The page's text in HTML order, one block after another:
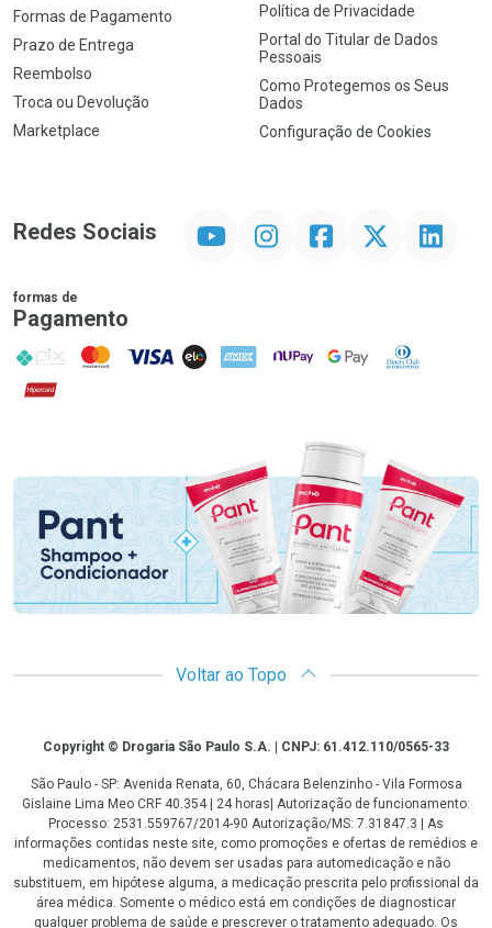
Formas de Pagamento
Prazo de Entrega
Reembolso
Troca ou Devolução
Marketplace
Política de Privacidade
Portal do Titular de Dados
Pessoais
Como Protegemos os Seus
Dados
Configuração de Cookies
Redes Sociais InstagramFacebook Linkedin
formas de
Pagamento
PIX MasterCard
VISA ELO AMEX NuPay Google PayDiners Club
Hipercard
Promoção em Destaque
Voltar ao Topo
CopyrightCopyright © Drogaria São Paulo S.A. | CNPJ: 61.412.110/0565-33
São Paulo - SP: Avenida Renata, 60, Chácara Belenzinho - Vila Formosa
Gislaine Lima Meo CRF 40.354 | 24 horas| Autorização de funcionamento:
Processo: 2531.559767/2014-90 Autorização/MS: 7.31847.3 | As
informações contidas neste site, como promoções e ofertas de remédios e
medicamentos, não devem ser usadas para automedicação e não
substituem, em hipótese alguma, a medicação prescrita pelo profissional da
área médica. Somente o médico está em condições de diagnosticar
qualquer problema de saúde e prescrever o tratamento adequado. Os